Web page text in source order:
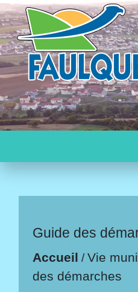
Guide des
Accueil /Vie
des démarches